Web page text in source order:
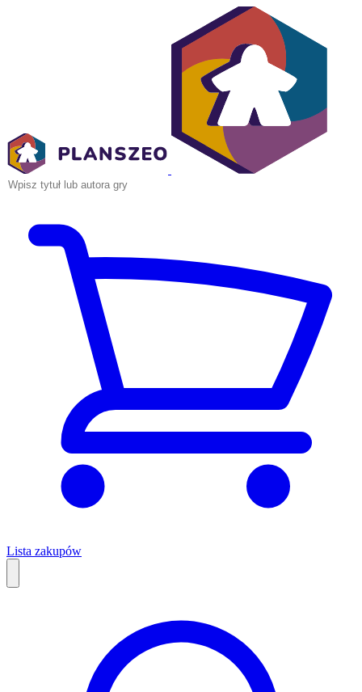
Lista zakupów